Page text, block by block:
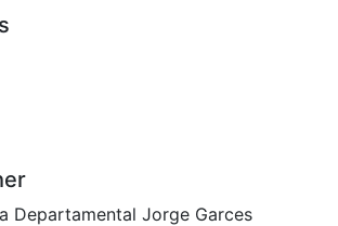
Departamental Jorge Garces